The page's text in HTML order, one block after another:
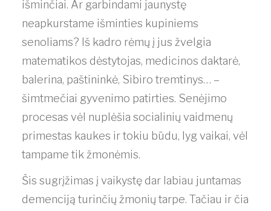
išminčiai. Ar garbindami jaunystę
neapkurstame išminties kupiniems
senoliams? Iš kadro rėmų į jus žvelgia
matematikos dėstytojas, medicinos daktarė,
balerina, paštininkė, Sibiro tremtinys… –
šimtmečiai gyvenimo patirties. Senėjimo
procesas vėl nuplėšia socialinių vaidmenų
primestas kaukes ir tokiu būdu, lyg vaikai, vėl
tampame tik žmonėmis.
Šis sugrįžimas į vaikystę dar labiau juntamas
demenciją turinčių žmonių tarpe. Tačiau ir čia